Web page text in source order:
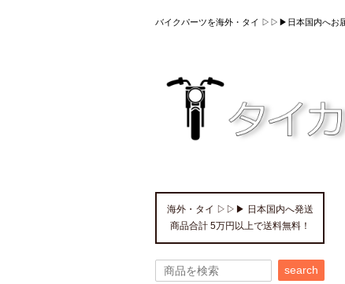
バイクパーツを海外・タイ ▷▷▶日本国内へお届
海外・タイ ▷▷▶ 日本国内へ発送
商品合計 5万円以上で送料無料！
search